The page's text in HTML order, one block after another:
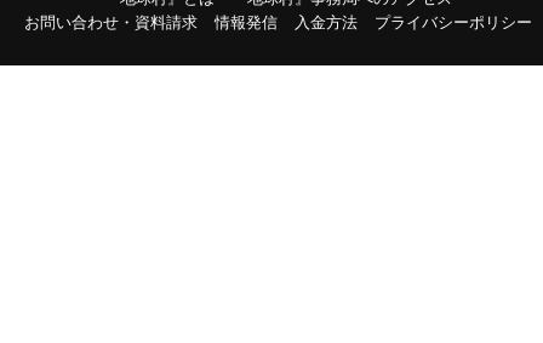
お問い合わせ・資料請求
情報発信 入金方法 プライバシーポリシー